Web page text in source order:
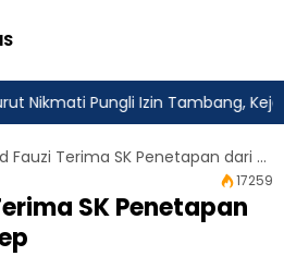
Pungli Izin Tambang, Kejagung
Achmad Fauzi Terima SK Penetapan dari KPU Sumenep
17259
SK Penetapan